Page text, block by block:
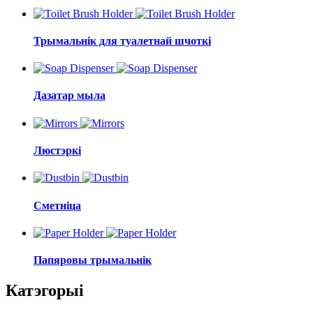
Трымальнік для туалетнай шчоткі
Дазатар мыла
Люстэркі
Сметніца
Папяровы трымальнік
Катэгорыі